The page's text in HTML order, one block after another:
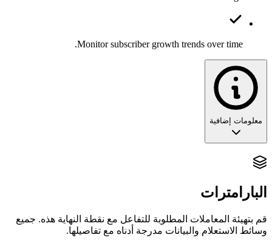
Monitor subscriber growth trends over time.
معلومات إضافية
تعمق: البيانات الوصفية للقناة
تسمح لك نقطة النهاية
الشخصي الكامل لأي قناة عامة. هذا مفيد لتحديث البيانات الوصفية
مثل عدد المشتركين أو صور الملف الشخصي.
البارامترات
قم بتهيئة المعاملات المطلوبة للتفاعل مع نقطة النهاية هذه. جميع
وسائط الاستعلام والبيانات مدرجة أدناه مع تفاصيلها.